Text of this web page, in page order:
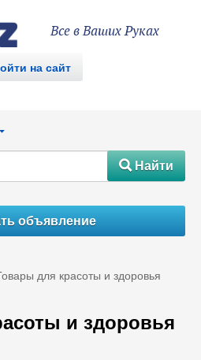
Все в Ваших Руках
на сайт
{
#Найти
объявление
для красоты и здоровья
и здоровья